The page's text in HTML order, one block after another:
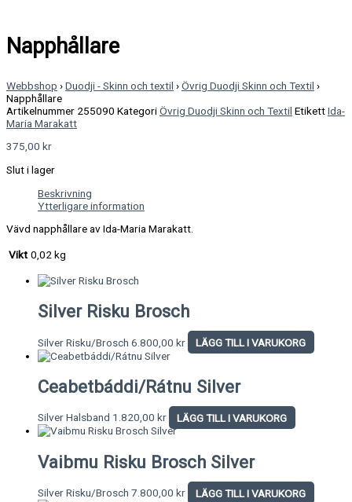
Napphållare
Webbshop ›Duodji - Skinn och textil ›Övrig Duodji Skinn och Textil ›
Napphållare
Artikelnummer 255090 KategoriÖvrig Duodji Skinn och Textil EtikettIda-
Maria Marakatt
375,00 kr
Slut i lager
Beskrivning
Ytterligare information
Vävd napphållare av Ida-Maria Marakatt.
Vikt 0,02 kg
Silver Risku Brosch
Silver Risku/Brosch 6.800,00 kr LÄGG TILL I VARUKORG
Ceabetbáddi/Rátnu Silver
Silver Halsband 1.820,00 kr LÄGG TILL I VARUKORG
Vaibmu Risku Brosch Silver
Silver Risku/Brosch 7.800,00 kr LÄGG TILL I VARUKORG